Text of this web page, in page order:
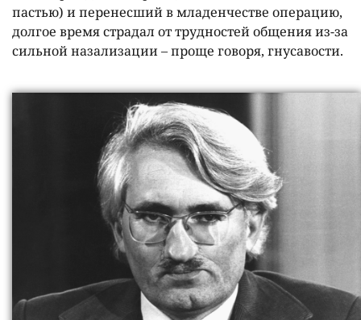
пастью) и перенесший в младенчестве операцию,
долгое время страдал от трудностей общения из-за
сильной назализации – проще говоря, гнусавости.